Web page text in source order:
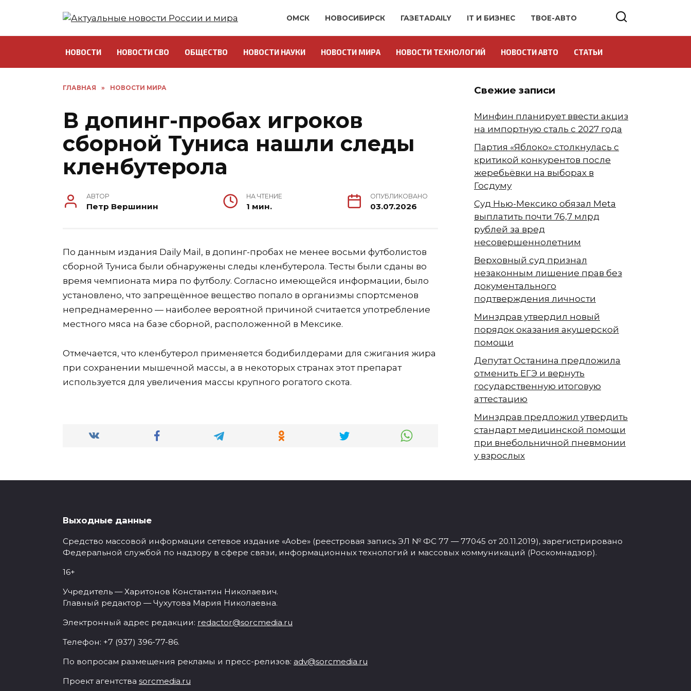
ОМСК НОВОСИБИРСК ГАЗЕТАDAILY IT И БИЗНЕС ТВОЕ-АВТО
НОВОСТИ НОВОСТИ СВО ОБЩЕСТВО НОВОСТИ НАУКИ НОВОСТИ МИРА НОВОСТИ ТЕХНОЛОГИЙ НОВОСТИ АВТО СТАТЬИ
ГЛАВНАЯ » НОВОСТИ МИРА
В допинг-пробах игроков
сборной Туниса нашли следы
кленбутерола
АВТОР
Петр Вершинин
НА ЧТЕНИЕ
1 мин.
ОПУБЛИКОВАНО
03.07.2026
По данным издания Daily Mail, в допинг-пробах не менее восьми футболистов
сборной Туниса были обнаружены следы кленбутерола. Тесты были сданы во
время чемпионата мира по футболу. Согласно имеющейся информации, было
установлено, что запрещённое вещество попало в организмы спортсменов
непреднамеренно — наиболее вероятной причиной считается употребление
местного мяса на базе сборной, расположенной в Мексике.
Отмечается, что кленбутерол применяется бодибилдерами для сжигания жира
при сохранении мышечной массы, а в некоторых странах этот препарат
используется для увеличения массы крупного рогатого скота.
Свежие записи
Минфин планирует ввести акциз
на импортную сталь с 2027 года
Партия «Яблоко» столкнулась с
критикой конкурентов после
жеребьёвки на выборах в
Госдуму
Суд Нью-Мексико обязал Meta
выплатить почти 76,7 млрд
рублей за вред
несовершеннолетним
Верховный суд признал
незаконным лишение прав без
документального
подтверждения личности
Минздрав утвердил новый
порядок оказания акушерской
помощи
Депутат Останина предложила
отменить ЕГЭ и вернуть
государственную итоговую
аттестацию
Минздрав предложил утвердить
стандарт медицинской помощи
при внебольничной пневмонии
у взрослых
Выходные данные
Средство массовой информации сетевое издание «Aobe» (реестровая запись ЭЛ № ФС 77 — 77045 от 20.11.2019), зарегистрировано
Федеральной службой по надзору в сфере связи, информационных технологий и массовых коммуникаций (Роскомнадзор).
16+
Учредитель — Харитонов Константин Николаевич.
Главный редактор — Чухутова Мария Николаевна.
Электронный адрес редакции: redactor@sorcmedia.ru
Телефон: +7 (937) 396-77-86.
По вопросам размещения рекламы и пресс-релизов: adv@sorcmedia.ru
Проект агентства sorcmedia.ru